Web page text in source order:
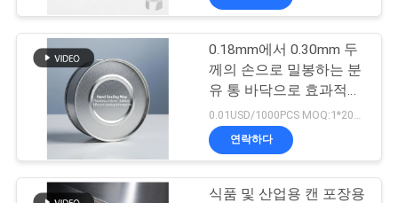
보
양철 식품 포장
21
0.18mm에서 0.30mm 두
께의 손으로 밀봉하는 분
유 통 바닥으로 효과적인
밀봉 및 보호를 위해 설계
되었습니다.
연락하다
식품 및 산업용 캔 포장용